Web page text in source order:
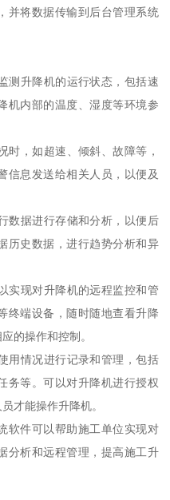
并将数据传输到后台管理系统
测升降机的运行状态，包括速
机内部的温度、湿度等环境参
时，如超速、倾斜、故障等，
信息发送给相关人员，以便及
数据进行存储和分析，以便后
历史数据，进行趋势分析和异
实现对升降机的远程监控和管
终端设备，随时随地查看升降
的操作和控制。
用情况进行记录和管理，包括
务等。可以对升降机进行授权
才能操作升降机。
软件可以帮助施工单位实现对
分析和远程管理，提高施工升